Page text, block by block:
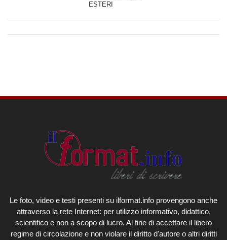
ESTERI
Le foto, video e testi presenti su ilformat.info provengono anche
attraverso la rete Internet: per utilizzo informativo, didattico,
scientifico e non a scopo di lucro. Al fine di accettare il libero
regime di circolazione e non violare il diritto d'autore o altri diritti